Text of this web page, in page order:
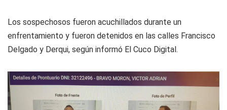
Los sospechosos fueron acuchillados durante un
enfrentamiento y fueron detenidos en las calles Francisco
Delgado y Derqui, según informó El Cuco Digital.